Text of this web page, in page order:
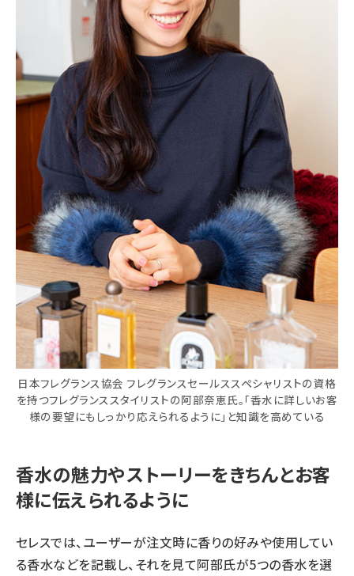
日本フレグランス協会 フレグランスセールススペシャリストの資格
を持つフレグランススタイリストの阿部奈恵氏。「香水に詳しいお客
様の要望にもしっかり応えられるように」と知識を高めている
香水の魅力やストーリーをきちんとお客
様に伝えられるように
セレスでは、ユーザーが注文時に香りの好みや使用してい
る香水などを記載し、それを見て阿部氏が5つの香水を選